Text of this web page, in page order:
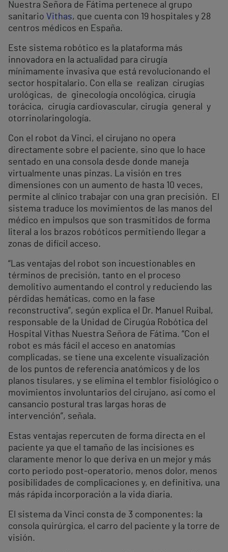
Nuestra Señora de Fátima pertenece al grupo
sanitario Vithas, que cuenta con 19 hospitales y 28
centros médicos en España.
Este sistema robótico es la plataforma más
innovadora en la actualidad para cirugía
mínimamente invasiva que está revolucionando el
sector hospitalario. Con ella se realizan cirugías
urológicas, de ginecología oncológica, cirugía
torácica, cirugía cardiovascular, cirugía general y
otorrinolaringología.
Con el robot da Vinci, el cirujano no opera
directamente sobre el paciente, sino que lo hace
sentado en una consola desde donde maneja
virtualmente unas pinzas. La visión en tres
dimensiones con un aumento de hasta 10 veces,
permite al clínico trabajar con una gran precisión. El
sistema traduce los movimientos de las manos del
médico en impulsos que son trasmitidos de forma
literal a los brazos robóticos permitiendo llegar a
zonas de difícil acceso.
“Las ventajas del robot son incuestionables en
términos de precisión, tanto en el proceso
demolitivo aumentando el control y reduciendo las
pérdidas hemáticas, como en la fase
reconstructiva”, según explica el Dr. Manuel Ruibal,
responsable de la Unidad de Cirugúa Robótica del
Hospital Vithas Nuestra Señora de Fátima. “Con el
robot es más fácil el acceso en anatomías
complicadas, se tiene una excelente visualización
de los puntos de referencia anatómicos y de los
planos tisulares, y se elimina el temblor fisiológico o
movimientos involuntarios del cirujano, así como el
cansancio postural tras largas horas de
intervención”, señala.
Estas ventajas repercuten de forma directa en el
paciente ya que el tamaño de las incisiones es
claramente menor lo que deriva en un mejor y más
corto periodo post-operatorio, menos dolor, menos
posibilidades de complicaciones y, en definitiva, una
más rápida incorporación a la vida diaria.
El sistema da Vinci consta de 3 componentes: la
consola quirúrgica, el carro del paciente y la torre de
visión.